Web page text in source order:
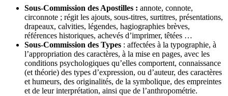
Sous-Commission des Apostilles : annote, connote,
circonnote ; régit les ajouts, sous-titres, surtitres, présentations,
drapeaux, calvities, légendes, hagio­graphies brèves,
références historiques, achevés d’imprimer, têtées …
Sous-Commission des Types : affectées à la typographie, à
l’appropriation des caractères, à la mise en pages, avec les
conditions psychologiques qu’elles comportent, connaissance
(et théorie) des types d’expression, ou d’auteur, des caractères
et humeurs, des originalités, de la symbolique, des empreintes
et de leur interprétation, ainsi que de l’anthropométrie.